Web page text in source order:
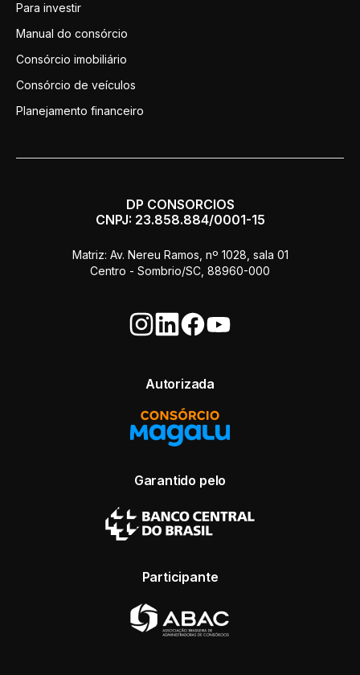
Para investir
Manual do consórcio
Consórcio imobiliário
Consórcio de veículos
Planejamento financeiro
DP CONSORCIOS
CNPJ: 23.858.884/0001-15
Matriz: Av. Nereu Ramos, nº 1028, sala 01
Centro - Sombrio/SC, 88960-000
Autorizada
Garantido pelo
Participante